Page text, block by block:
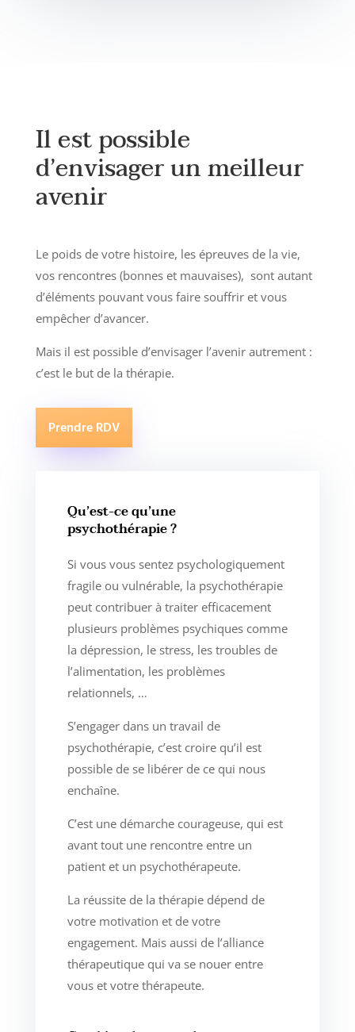
Il est possible
d’envisager un meilleur
avenir
Le poids de votre histoire, les épreuves de la vie,
vos rencontres (bonnes et mauvaises), sont autant
d’éléments pouvant vous faire souffrir et vous
empêcher d’avancer.
Mais il est possible d’envisager l’avenir autrement :
c’est le but de la thérapie.
Prendre RDV
Qu’est-ce qu’une
psychothérapie ?
Si vous vous sentez psychologiquement
fragile ou vulnérable, la psychothérapie
peut contribuer à traiter efficacement
plusieurs problèmes psychiques comme
la dépression, le stress, les troubles de
l’alimentation, les problèmes
relationnels, …
S’engager dans un travail de
psychothérapie, c’est croire qu’il est
possible de se libérer de ce qui nous
enchaîne.
C’est une démarche courageuse, qui est
avant tout une rencontre entre un
patient et un psychothérapeute.
La réussite de la thérapie dépend de
votre motivation et de votre
engagement. Mais aussi de l’alliance
thérapeutique qui va se nouer entre
vous et votre thérapeute.